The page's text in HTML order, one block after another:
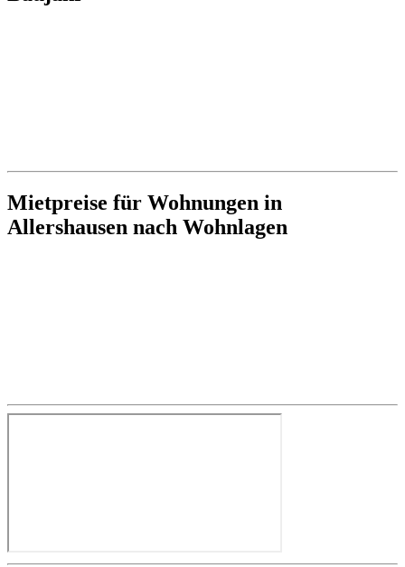
Mietpreise für Wohnungen in
Allershausen nach Wohnlagen